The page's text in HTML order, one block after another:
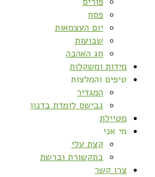
פסח
יום העצמאות
שבועות
חג האהבה
מידות ומשקלות
טיפים והמלצות
המגדיר
גבישס לומדת בדנון
מטיילת
מי אני
קצת עלי
בתקשורת וברשת
צרו קשר